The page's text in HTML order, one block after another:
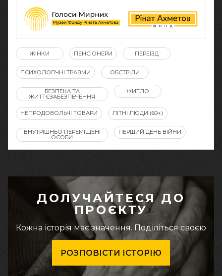
ЖІНКИ ПЕНСІОНЕРИ ПЕРЕЇЗД
ПСИХОЛОГІЧНІ ТРАВМИ ОБСТРІЛИ
БЕЗПЕКА ТА
ЖИТТЄЗАБЕЗПЕЧЕННЯ
ЖИТЛО
НЕПРОДОВОЛЬЧІ ТОВАРИ ЛІТНІ ЛЮДИ (60+)
ВНУТРІШНЬО ПЕРЕМІЩЕНІ
ОСОБИ
ПЕРШИЙ ДЕНЬ ВІЙНИ
ДОЛУЧАЙТЕСЯ ДО
ПРОЄКТУ
Кожна історія має значення. Поділіться своєю
РОЗПОВІСТИ ІСТОРІЮ